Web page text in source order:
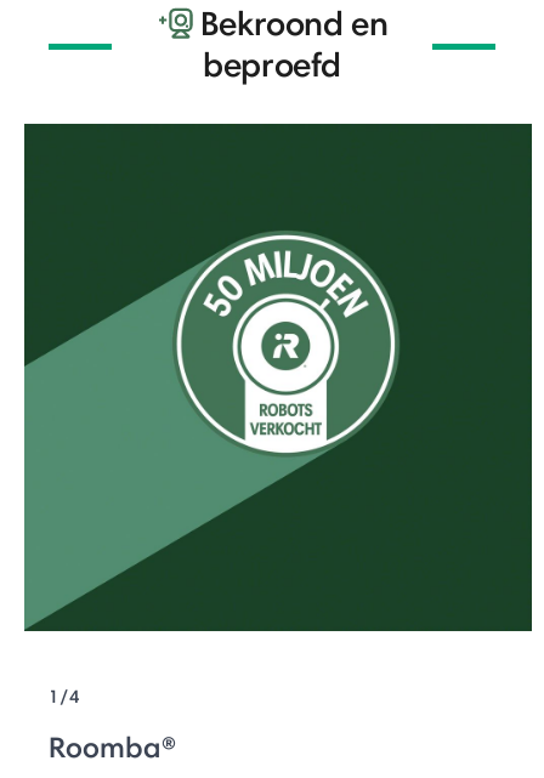
Bekroond en
beproefd
1/4
Roomba®